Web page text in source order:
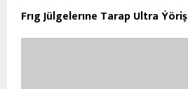
Frıg Jülgelerıne Tarap Ultra Ýöriş